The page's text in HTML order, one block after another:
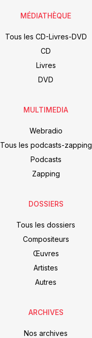
MÉDIATHÈQUE
Tous les CD-Livres-DVD
CD
Livres
DVD
MULTIMEDIA
Webradio
Tous les podcasts-zapping
Podcasts
Zapping
DOSSIERS
Tous les dossiers
Compositeurs
Œuvres
Artistes
Autres
ARCHIVES
Nos archives